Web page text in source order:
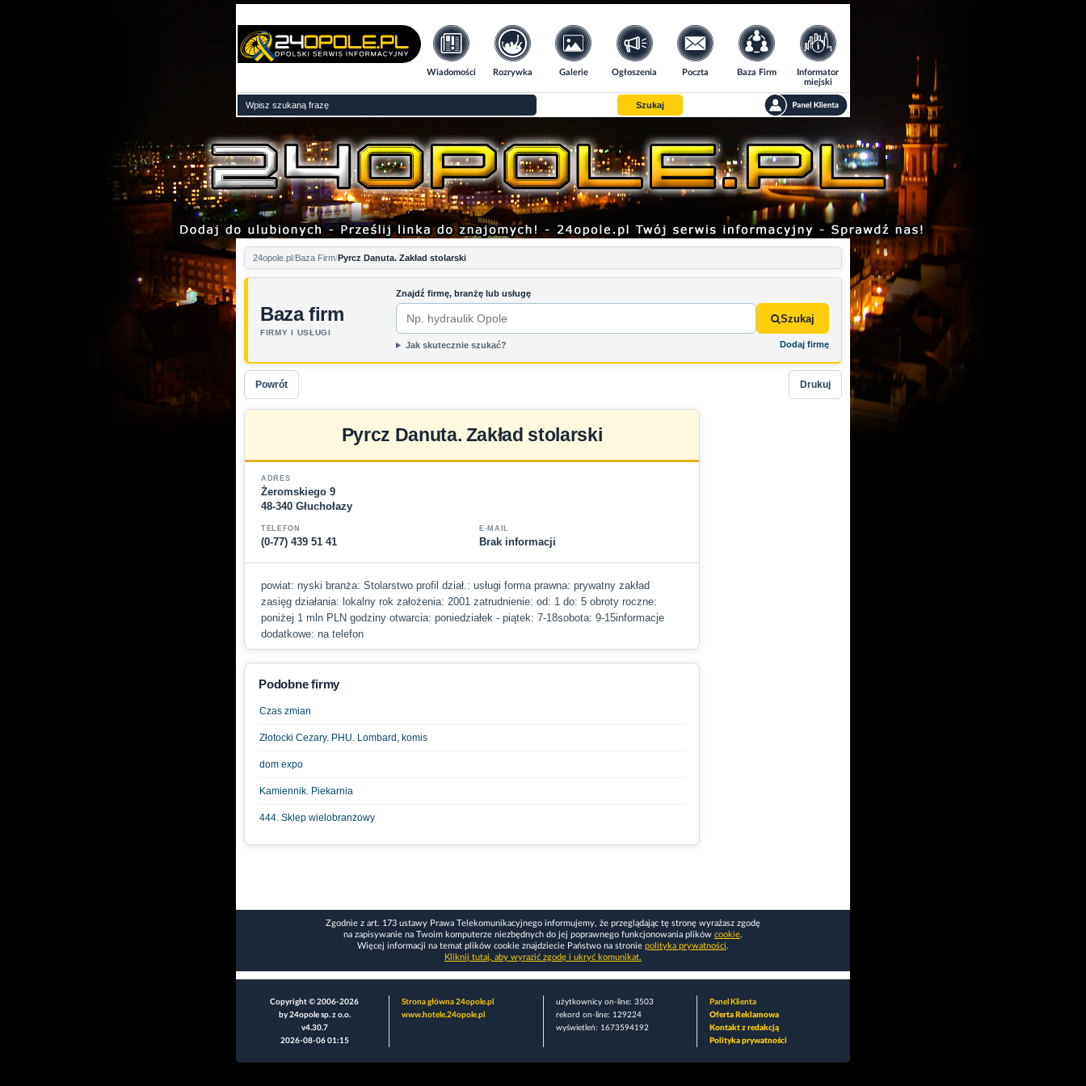
Wiadomości Rozrywka Galerie Ogłoszenia Poczta Baza Firm
Informator
miejski
Szukaj
24opole.pl Baza Firm Pyrcz Danuta. Zakład stolarski
Baza firm
FIRMY I USŁUGI
Znajdź firmę, branżę lub usługę
Szukaj
Jak skutecznie szukać? Dodaj firmę
Powrót Drukuj
Pyrcz Danuta. Zakład stolarski
ADRES
Żeromskiego 9
48-340 Głuchołazy
TELEFON
(0-77) 439 51 41
E-MAIL
Brak informacji
powiat: nyski branża: Stolarstwo profil dział.: usługi forma prawna: prywatny zakład
zasięg działania: lokalny rok założenia: 2001 zatrudnienie: od: 1 do: 5 obroty roczne:
poniżej 1 mln PLN godziny otwarcia: poniedziałek - piątek: 7-18sobota: 9-15informacje
dodatkowe: na telefon
Podobne firmy
Czas zmian
Złotocki Cezary. PHU. Lombard, komis
dom expo
Kamiennik. Piekarnia
444. Sklep wielobranżowy
Zgodnie z art. 173 ustawy Prawa Telekomunikacyjnego informujemy, że przeglądając tę stronę wyrażasz zgodę
na zapisywanie na Twoim komputerze niezbędnych do jej poprawnego funkcjonowania plików cookie.
Więcej informacji na temat plików cookie znajdziecie Państwo na stronie polityka prywatności.
Kliknij tutaj, aby wyrazić zgodę i ukryć komunikat.
Copyright © 2006-2026
by 24opole sp. z o.o.
v4.30.7
2026-08-06 01:15
Strona główna 24opole.pl
www.hotele.24opole.pl
użytkownicy on-line: 3503
rekord on-line: 129224
wyświetleń: 1673594192
Panel Klienta
Oferta Reklamowa
Kontakt z redakcją
Polityka prywatności